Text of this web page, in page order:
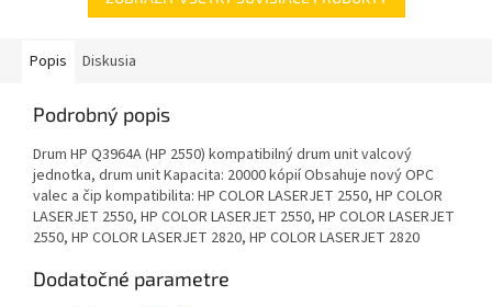
Popis Diskusia
Podrobný popis
Drum HP Q3964A (HP 2550) kompatibilný drum unit valcový
jednotka, drum unit Kapacita: 20000 kópií Obsahuje nový OPC
valec a čip kompatibilita: HP COLOR LASERJET 2550, HP COLOR
LASERJET 2550, HP COLOR LASERJET 2550, HP COLOR LASERJET
2550, HP COLOR LASERJET 2820, HP COLOR LASERJET 2820
Dodatočné parametre